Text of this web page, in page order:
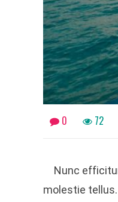
0 72
Nunc
molestie